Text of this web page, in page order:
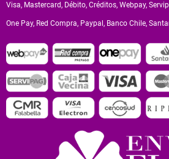
Visa, Mastercard, Débito, Créditos, Webpay,
One Pay, Red Compra, Paypal, Banco Chile,